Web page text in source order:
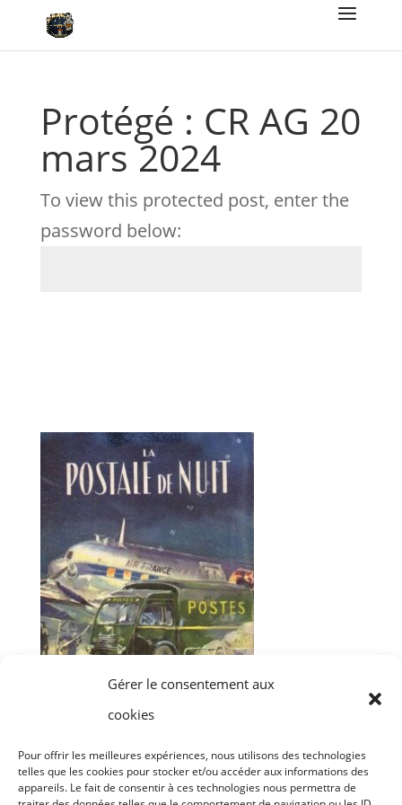
Gérer le consentement aux
cookies
Pour offrir les meilleures expériences, nous utilisons des technologies
telles que les cookies pour stocker et/ou accéder aux informations des
appareils. Le fait de consentir à ces technologies nous permettra de
Protégé : CR AG 20
mars 2024
To view this protected post, enter the
password below:
(Publiques)